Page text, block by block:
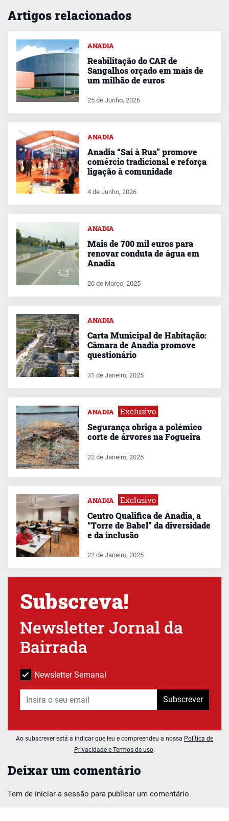
Artigos relacionados
Deixar um comentário
Tem de iniciar a sessão para publicar um comentário.
ANADIA
Reabilitação do CAR de
Sangalhos orçado em mais de
um milhão de euros
25 de Junho, 2026
ANADIA
Anadia “Sai à Rua” promove
comércio tradicional e reforça
ligação à comunidade
4 de Junho, 2026
ANADIA
Mais de 700 mil euros para
renovar conduta de água em
Anadia
20 de Março, 2025
ANADIA
Carta Municipal de Habitação:
Câmara de Anadia promove
questionário
31 de Janeiro, 2025
ANADIA Exclusivo
Segurança obriga a polémico
corte de árvores na Fogueira
22 de Janeiro, 2025
ANADIA Exclusivo
Centro Qualifica de Anadia, a
“Torre de Babel” da diversidade
e da inclusão
22 de Janeiro, 2025
Subscreva!
Newsletter Jornal da
Bairrada
Newsletter Semanal
Subscrever
Ao subscrever está a indicar que leu e compreendeu a nossa Política de
Privacidade e Termos de uso.